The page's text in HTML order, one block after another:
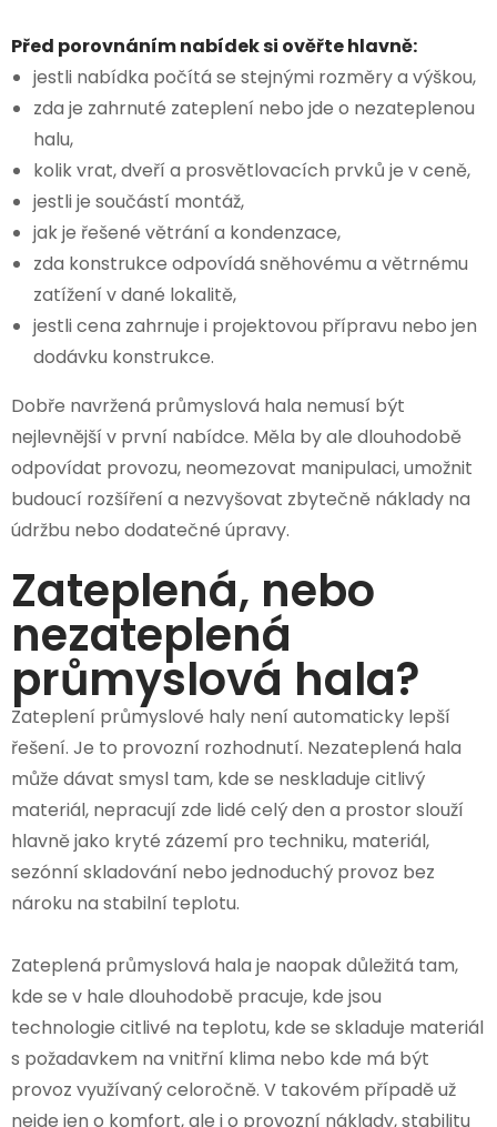
Před porovnáním nabídek si ověřte hlavně:
jestli nabídka počítá se stejnými rozměry a výškou,
zda je zahrnuté zateplení nebo jde o nezateplenou
halu,
kolik vrat, dveří a prosvětlovacích prvků je v ceně,
jestli je součástí montáž,
jak je řešené větrání a kondenzace,
zda konstrukce odpovídá sněhovému a větrnému
zatížení v dané lokalitě,
jestli cena zahrnuje i projektovou přípravu nebo jen
dodávku konstrukce.
Dobře navržená průmyslová hala nemusí být
nejlevnější v první nabídce. Měla by ale dlouhodobě
odpovídat provozu, neomezovat manipulaci, umožnit
budoucí rozšíření a nezvyšovat zbytečně náklady na
údržbu nebo dodatečné úpravy.
Zateplená, nebo
nezateplená
průmyslová hala?
Zateplení průmyslové haly není automaticky lepší
řešení. Je to provozní rozhodnutí. Nezateplená hala
může dávat smysl tam, kde se neskladuje citlivý
materiál, nepracují zde lidé celý den a prostor slouží
hlavně jako kryté zázemí pro techniku, materiál,
sezónní skladování nebo jednoduchý provoz bez
nároku na stabilní teplotu.
Zateplená průmyslová hala je naopak důležitá tam,
kde se v hale dlouhodobě pracuje, kde jsou
technologie citlivé na teplotu, kde se skladuje materiál
s požadavkem na vnitřní klima nebo kde má být
provoz využívaný celoročně. V takovém případě už
nejde jen o komfort, ale i o provozní náklady, stabilitu